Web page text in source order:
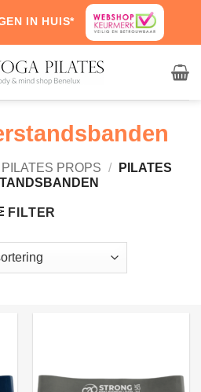
IN HUIS*
PILATES PROPS /
PILATES
FILTER